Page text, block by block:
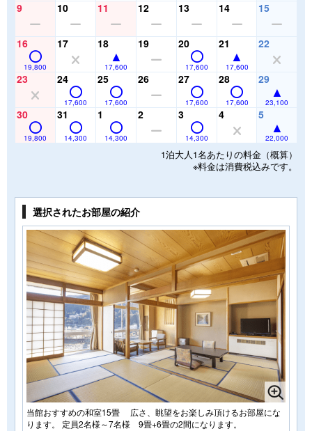
9 10 11 12 13 14 15
16
19,800
17 18
17,600
19 20
17,600
21
17,600
22
23 24
17,600
25
17,600
26 27
17,600
28
17,600
29
23,100
30
19,800
31
14,300
1
14,300
2 3
14,300
4 5
22,000
1泊大人1名あたりの料金（概算）
※料金は消費税込みです。
選択されたお部屋の紹介
当館おすすめの和室15畳 広さ、眺望をお楽しみ頂けるお部屋にな
ります。 定員2名様～7名様 9畳+6畳の2間になります。